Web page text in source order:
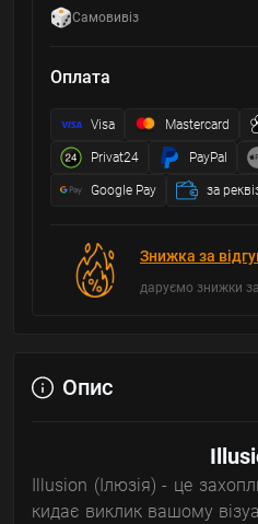
Самовивіз
Оплата
Visa Mastercard
Privat24 PayPal
Google Pay за
Знижка за
даруємо знижки за
Опис
Illusion (Ілюзія) - це
кидає виклик вашому